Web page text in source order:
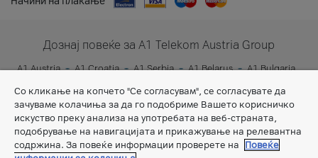
Дознај повеќе за A1 Telekom Austria Group
A1 Austria A1 Croatia A1 Serbia A1 Belarus
A1 Bulgaria
Со кликање на копчето "Се согласувам", се согласувате да
зачуваме колачиња за да го подобриме Вашето корисничко
искуство преку анализа на употребата на веб-страната,
подобрување на навигацијата и прикажување на релевантна
содржина. За повеќе информации проверете на
Повеќе